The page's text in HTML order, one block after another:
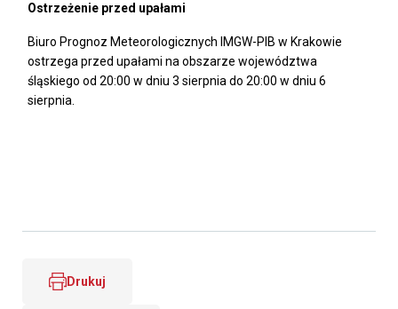
Ostrzeżenie przed upałami
Biuro Prognoz Meteorologicznych IMGW-PIB w Krakowie
ostrzega przed upałami na obszarze województwa
śląskiego od 20:00 w dniu 3 sierpnia do 20:00 w dniu 6
sierpnia.
Drukuj